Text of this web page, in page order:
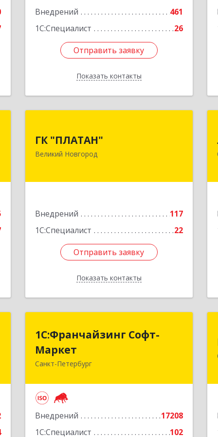
Внедрений
461
1С:Специалист
26
Отправить заявку
Показать контакты
Отправить заявку
Назад
ГК "ПЛАТАН"
Великий Новгород
Внедрений
117
1С:Специалист
22
Отправить заявку
Показать контакты
Новгород г, Большая Санкт-
Отправить заявку
Назад
1С:Франчайзинг Софт-
Маркет
Санкт-Петербург
Внедрений
17208
1С:Специалист
102
1С:Франчайзинг Софт-
Маркет
Санкт-Петербург г, Суворовский